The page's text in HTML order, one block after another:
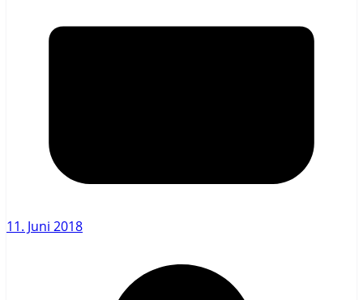
11. Juni 2018